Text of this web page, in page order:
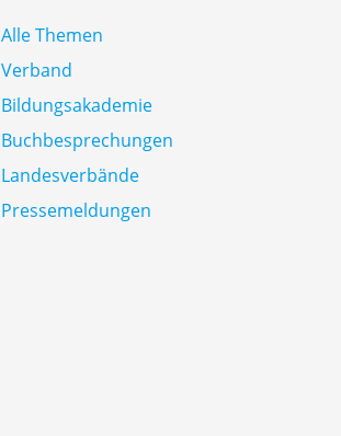
Alle Themen
Verband
Bildungsakademie
Buchbesprechungen
Landesverbände
Pressemeldungen